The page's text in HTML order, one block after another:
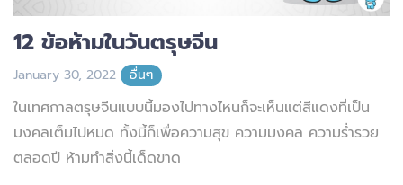
12 ข้อห้ามในวันตรุษจีน
January 30, 2022 อื่นๆ
ในเทศกาลตรุษจีนแบบนี้มองไปทางไหนก็จะเห็นแต่สีแดงที่เป็น
มงคลเต็มไปหมด ทั้งนี้ก็เพื่อความสุข ความมงคล ความร่ำรวย
ตลอดปี ห้ามทำสิ่งนี้เด็ดขาด